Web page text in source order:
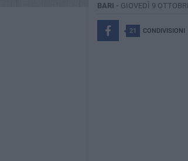
BARI - GIOVEDÌ 9
21 CONDIVISIONI